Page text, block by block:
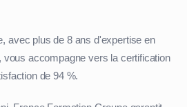
avec plus de 8 ans d'expertise en
vous accompagne vers la certification
de 94 %.